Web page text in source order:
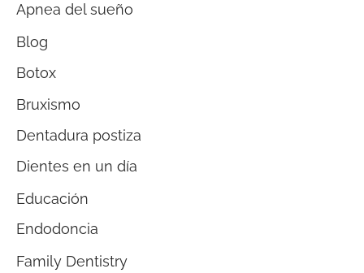
Apnea del sueño
Blog
Botox
Bruxismo
Dentadura postiza
Dientes en un día
Educación
Endodoncia
Family Dentistry